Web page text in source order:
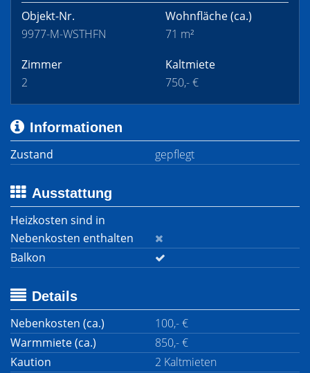
Objekt-Nr.
9977-M-WSTHFN
Wohnfläche(ca.)
71 m²
Zimmer
2
Kaltmiete
750,- €
Informationen
Zustand
gepflegt
Ausstattung
Heizkosten sind in
Nebenkosten enthalten
Balkon
Details
Nebenkosten (ca.)
100,- €
Warmmiete (ca.)
850,- €
Kaution
2 Kaltmieten